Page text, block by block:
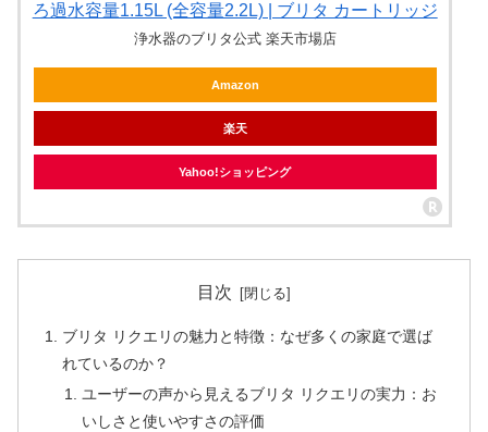
ろ過水容量1.15L (全容量2.2L) | ブリタ カートリッジ
浄水器のブリタ公式 楽天市場店
Amazon
楽天
Yahoo!ショッピング
目次
ブリタ リクエリの魅力と特徴：なぜ多くの家庭で選ば
れているのか？
ユーザーの声から見えるブリタ リクエリの実力：お
いしさと使いやすさの評価